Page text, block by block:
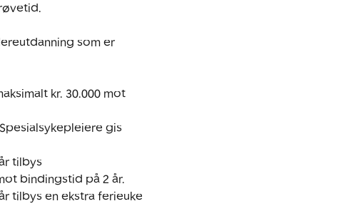
som er
kr. 30.000 mot
gis
tilbys
bindingstid på 2 år.
tilbys en ekstra ferieuke